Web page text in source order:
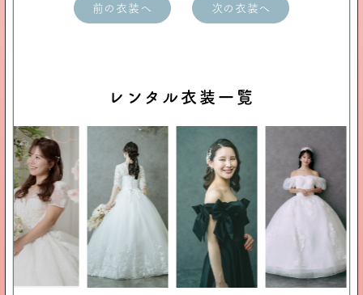
前の衣装へ 次の衣装へ
レンタル衣装一覧